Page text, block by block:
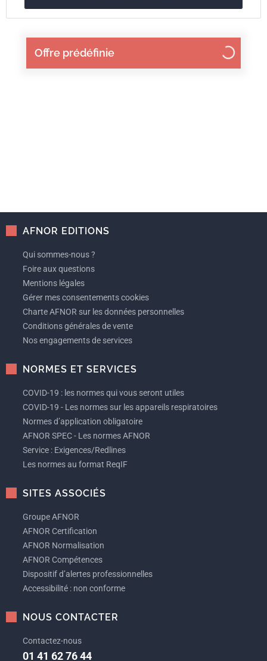
Offre prédéfinie
AFNOR EDITIONS
Qui sommes-nous ?
Foire aux questions
Mentions légales
Gérer mes consentements cookies
Charte AFNOR sur les données personnelles
Conditions générales de vente
Nos engagements de services
NORMES ET SERVICES
COVID-19 : les normes qui vous seront utiles
COVID-19 - Les normes sur les appareils respiratoires
Normes d’application obligatoire
AFNOR SPEC - Les normes AFNOR
Service : Exigences/Redlines
Les normes au format ReqIF
SITES ASSOCIÉS
Groupe AFNOR
AFNOR Certification
AFNOR Normalisation
AFNOR Compétences
Dispositif d’alertes professionnelles
Accessibilité : non conforme
NOUS CONTACTER
Contactez-nous
01 41 62 76 44